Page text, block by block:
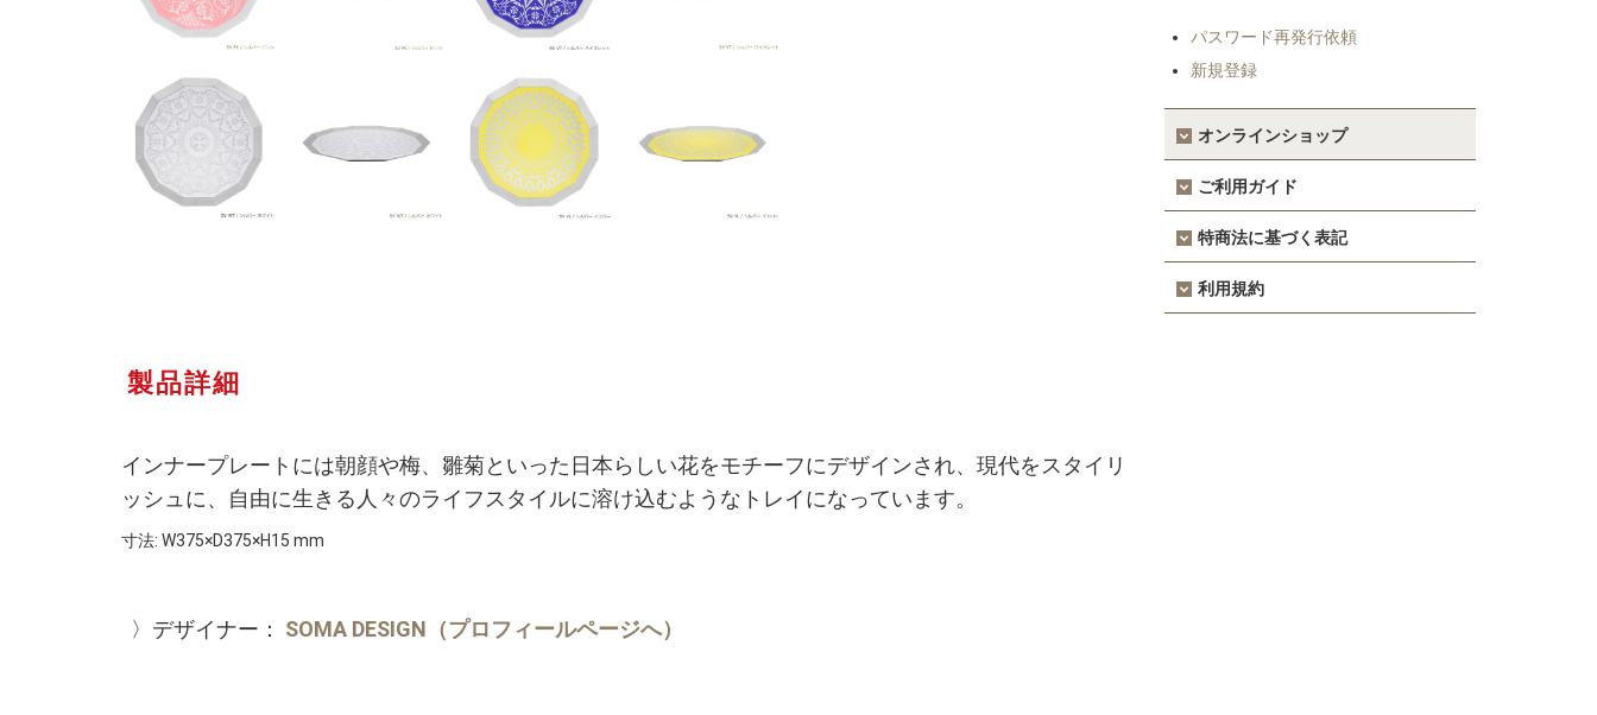
製品詳細
インナープレートには朝顔や梅、雛菊といった日本らしい花をモチーフにデザインされ、現代をスタイリ
ッシュに、自由に生きる人々のライフスタイルに溶け込むようなトレイになっています。
寸法: W375×D375×H15 mm
〉デザイナー： SOMA DESIGN（プロフィールページへ）
パスワード再発行依頼
新規登録
オンラインショップ
ご利用ガイド
特商法に基づく表記
利用規約